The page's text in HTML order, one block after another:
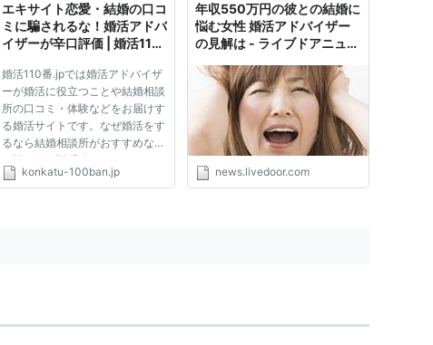
エキサイト恋愛・結婚の口コ
ミに騙されるな！婚活アドバ
イザーが辛口評価 | 婚活110
婚活110番.jpでは婚活アドバイザ
ーが婚活に役立つことや結婚相談
所の口コミ・体験などをお届けす
る婚活サイトです。なぜ婚活をす
るなら結婚相談所がおすすめなの
か詳しくご説明致します。 エキ
サイト恋愛・結婚の口コミ・評判
konkatu-100ban.jp
年収550万円の彼との結婚に
悩む女性 婚活アドバイザー
の見解は - ライブドアニュー
news.livedoor.com